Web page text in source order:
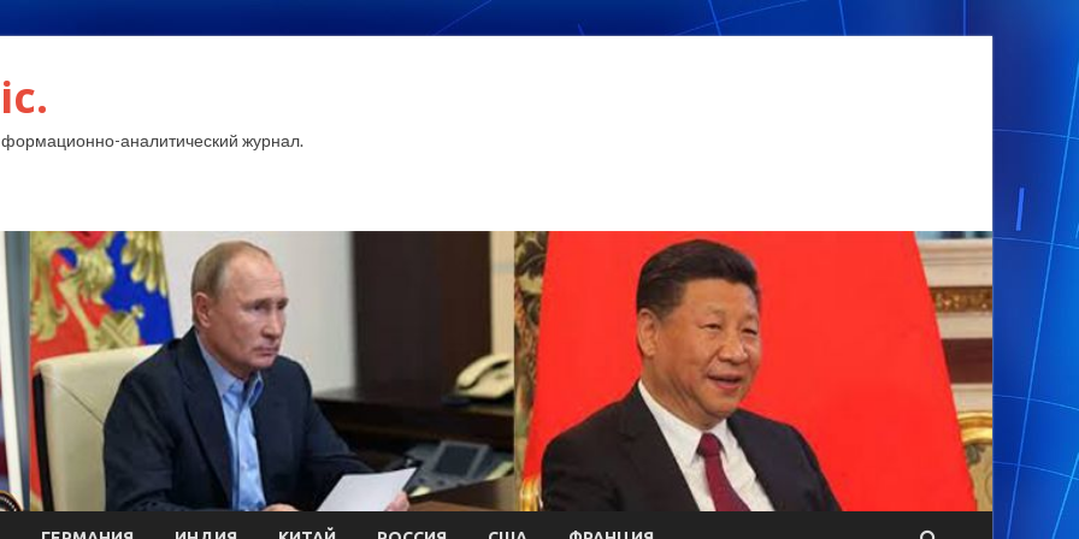
аналитический журнал.